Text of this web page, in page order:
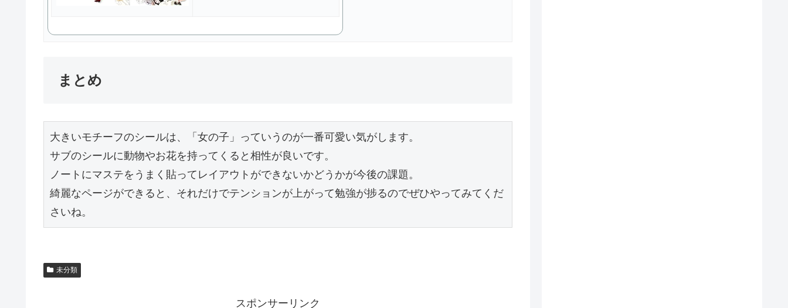
まとめ
大きいモチーフのシールは、「女の子」っていうのが一番可愛い気がします。
サブのシールに動物やお花を持ってくると相性が良いです。
ノートにマステをうまく貼ってレイアウトができないかどうかが今後の課題。
綺麗なページができると、それだけでテンションが上がって勉強が捗るのでぜひやってみてくだ
さいね。
未分類
スポンサーリンク